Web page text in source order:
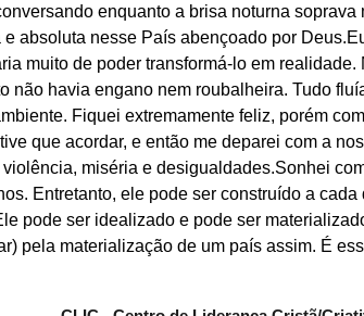
enquanto a brisa noturna soprava
e absoluta nesse País abençoado por
muito de poder transformá-lo em
não havia engano nem roubalheira. Tudo
Fiquei extremamente feliz, porém
que acordar, e então me deparei com a
miséria e desigualdades.Sonhei
Entretanto, ele pode ser construído a
pode ser idealizado e pode ser
pela materialização de um país assim. É